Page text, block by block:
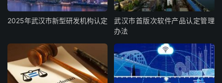
2025年武汉市新型研发机构认定
武汉市首版次软件产品认定管理
办法